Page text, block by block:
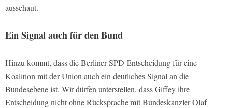
ausschaut.
Ein Signal auch für den Bund
Hinzu kommt, dass die Berliner SPD-Entscheidung für eine
Koalition mit der Union auch ein deutliches Signal an die
Bundesebene ist. Wir dürfen unterstellen, dass Giffey ihre
Entscheidung nicht ohne Rücksprache mit Bundeskanzler Olaf